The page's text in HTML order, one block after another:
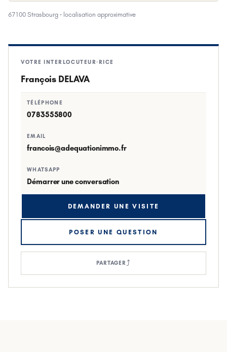
67100 Strasbourg · localisation approximative
VOTRE INTERLOCUTEUR·RICE
François DELAVA
TÉLÉPHONE
0783555800
EMAIL
francois@adequationimmo.fr
WHATSAPP
Démarrer une conversation
DEMANDER UNE VISITE
POSER UNE QUESTION
PARTAGER⤴